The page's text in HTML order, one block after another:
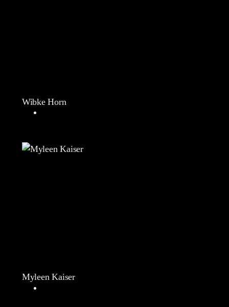
Wibke Horn
Myleen Kaiser